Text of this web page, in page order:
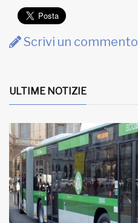
Scrivi un commento
ULTIME NOTIZIE